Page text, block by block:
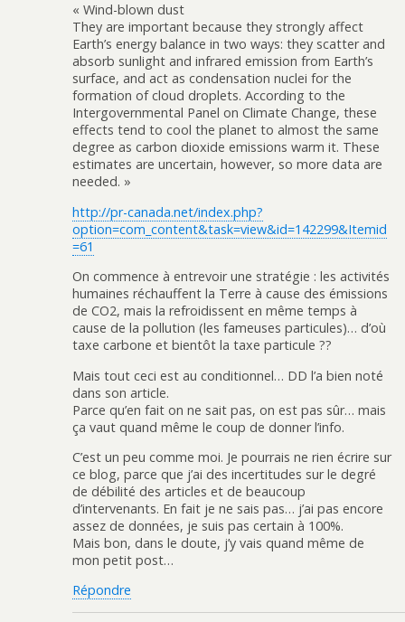
« Wind-blown dust
They are important because they strongly affect
Earth’s energy balance in two ways: they scatter and
absorb sunlight and infrared emission from Earth’s
surface, and act as condensation nuclei for the
formation of cloud droplets. According to the
Intergovernmental Panel on Climate Change, these
effects tend to cool the planet to almost the same
degree as carbon dioxide emissions warm it. These
estimates are uncertain, however, so more data are
needed. »
http://pr-canada.net/index.php?
option=com_content&task=view&id=142299&Itemid
=61
On commence à entrevoir une stratégie : les activités
humaines réchauffent la Terre à cause des émissions
de CO2, mais la refroidissent en même temps à
cause de la pollution (les fameuses particules)… d’où
taxe carbone et bientôt la taxe particule ??
Mais tout ceci est au conditionnel… DD l’a bien noté
dans son article.
Parce qu’en fait on ne sait pas, on est pas sûr… mais
ça vaut quand même le coup de donner l’info.
C’est un peu comme moi. Je pourrais ne rien écrire sur
ce blog, parce que j’ai des incertitudes sur le degré
de débilité des articles et de beaucoup
d’intervenants. En fait je ne sais pas… j’ai pas encore
assez de données, je suis pas certain à 100%.
Mais bon, dans le doute, j’y vais quand même de
mon petit post…
Répondre